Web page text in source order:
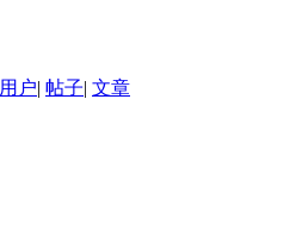
用户| 帖子| 文章